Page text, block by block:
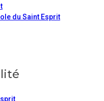
du Saint Esprit